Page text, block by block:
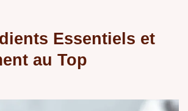
Essentiels et
au Top